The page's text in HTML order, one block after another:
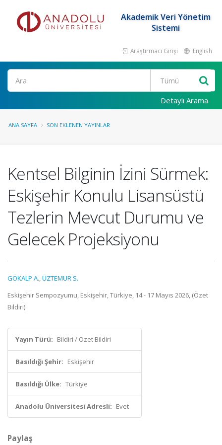
Akademik Veri Yönetim
Sistemi
Araştırmacı Girişi English
Ara
Detaylı Arama
ANA SAYFA SON EKLENEN YAYINLAR
Kentsel Bilginin İzini Sürmek:
Eskişehir Konulu Lisansüstü
Tezlerin Mevcut Durumu ve
Gelecek Projeksiyonu
GÖKALP A.,ÜZTEMUR S.
Eskişehir Sempozyumu, Eskişehir, Türkiye, 14 - 17 Mayıs 2026, (Özet
Bildiri)
Yayın Türü: Bildiri / Özet Bildiri
Basıldığı Şehir: Eskişehir
Basıldığı Ülke: Türkiye
Anadolu Üniversitesi Adresli: Evet
Paylaş